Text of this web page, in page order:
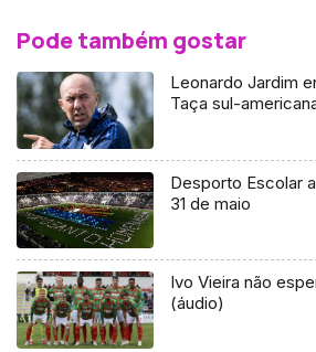
Pode também gostar
Leonardo Jardim
Taça sul-
Desporto Escolar
31 de maio
Ivo Vieira não
(áudio)